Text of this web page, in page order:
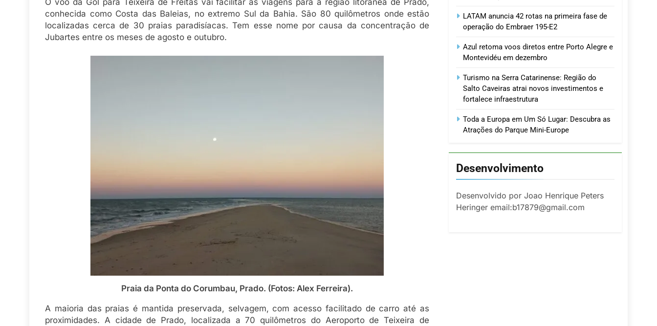
O voo da Gol para Teixeira de Freitas vai facilitar as viagens para a região litorânea de Prado,
conhecida como Costa das Baleias, no extremo Sul da Bahia. São 80 quilômetros onde estão
localizadas cerca de 30 praias paradisíacas. Tem esse nome por causa da concentração de
Jubartes entre os meses de agosto e outubro.
Praia da Ponta do Corumbau, Prado. (Fotos: Alex Ferreira).
A maioria das praias é mantida preservada, selvagem, com acesso facilitado de carro até as
proximidades. A cidade de Prado, localizada a 70 quilômetros do Aeroporto de Teixeira de
LATAM anuncia 42 rotas na primeira fase de
operação do Embraer 195-E2
Azul retoma voos diretos entre Porto Alegre e
Montevidéu em dezembro
Turismo na Serra Catarinense: Região do
Salto Caveiras atrai novos investimentos e
fortalece infraestrutura
Toda a Europa em Um Só Lugar: Descubra as
Atrações do Parque Mini-Europe
Desenvolvimento
Desenvolvido por Joao Henrique Peters
Heringer email:b17879@gmail.com